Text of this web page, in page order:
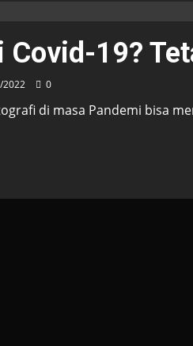
Covid-19?
2022 0
di masa Pandemi bisa